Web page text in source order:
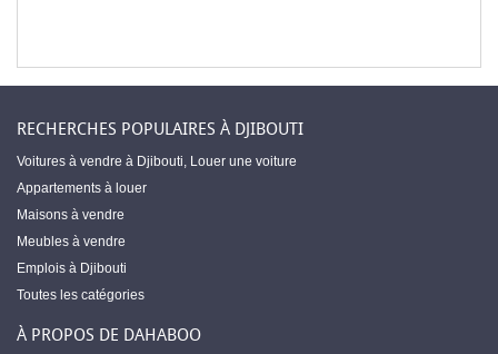
RECHERCHES POPULAIRES À DJIBOUTI
Voitures à vendre à Djibouti, Louer une voiture
Appartements à louer
Maisons à vendre
Meubles à vendre
Emplois à Djibouti
Toutes les catégories
À PROPOS DE DAHABOO